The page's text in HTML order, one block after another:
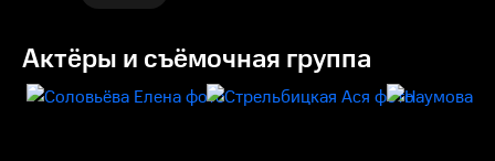
Актёры и съёмочная группа